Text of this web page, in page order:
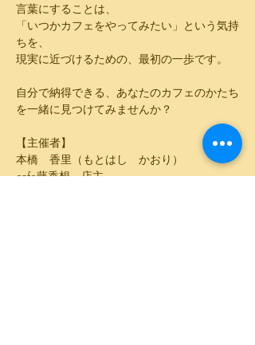
言葉にすることは、
「いつかカフェをやってみたい」という気持
ちを、
現実に近づけるための、最初の一歩です。
自分で納得できる、あなたのカフェのかたち
を一緒に見つけてみませんか？
【主催者】
本橋　香里（もとはし　かおり）
cafe藤香想　店主